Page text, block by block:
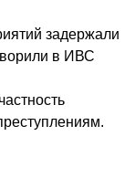
задержали
в ИВС